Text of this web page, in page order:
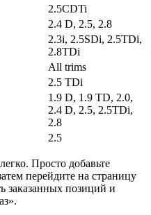
2.5CDTi
2.4 D, 2.5, 2.8
2.3i, 2.5SDi, 2.5TDi,
2.8TDi
All trims
2.5 TDi
1.9 D, 1.9 TD, 2.0,
2.4 D, 2.5, 2.5TDi,
2.8
2.5
Просто добавьте
перейдите на страницу
заказанных позиций и